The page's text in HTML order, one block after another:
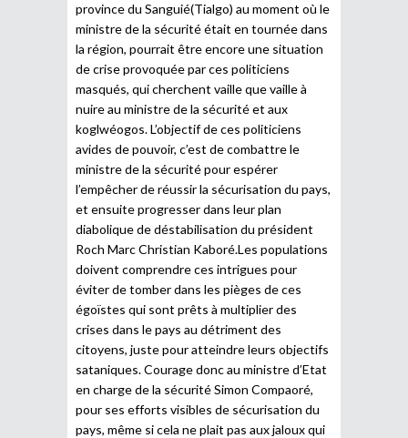
province du Sanguié(Tialgo) au moment où le
ministre de la sécurité était en tournée dans
la région, pourrait être encore une situation
de crise provoquée par ces politiciens
masqués, qui cherchent vaille que vaille à
nuire au ministre de la sécurité et aux
koglwéogos. L’objectif de ces politiciens
avides de pouvoir, c’est de combattre le
ministre de la sécurité pour espérer
l’empêcher de réussir la sécurisation du pays,
et ensuite progresser dans leur plan
diabolique de déstabilisation du président
Roch Marc Christian Kaboré.Les populations
doivent comprendre ces intrigues pour
éviter de tomber dans les pièges de ces
égoïstes qui sont prêts à multiplier des
crises dans le pays au détriment des
citoyens, juste pour atteindre leurs objectifs
sataniques. Courage donc au ministre d’Etat
en charge de la sécurité Simon Compaoré,
pour ses efforts visibles de sécurisation du
pays, même si cela ne plait pas aux jaloux qui